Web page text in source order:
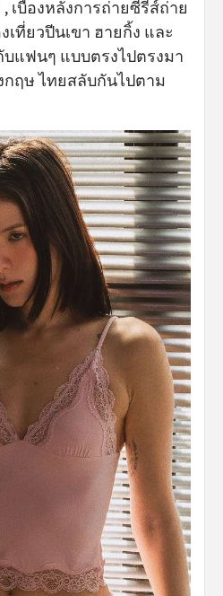
เบื้องหลังการถ่ายซีรีส์ถ่าย
ที่ยวปีนเขา ฮายกิ้ง และ
แฟนๆ แบบตรงไปตรงมา
ฤษ ไทยสลับกันไปตาม